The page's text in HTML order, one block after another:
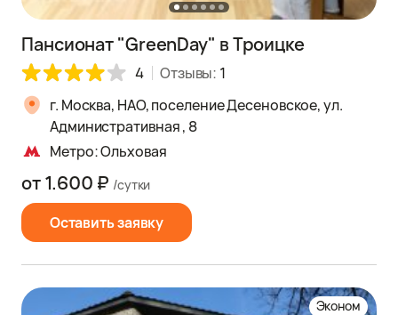
Пансионат "GreenDay" в Троицке
4 Отзывы: 1
г. Москва, НАО, поселение Десеновское, ул.
Административная , 8
Метро: Ольховая
Оставить заявку
от 1.600 ₽ /сутки
Эконом